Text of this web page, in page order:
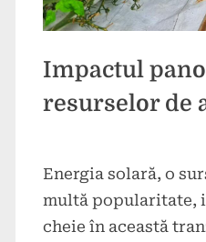
Impactul
resurselor de
noiembrie
2024
press
Energia solară, o
multă popularitate,
cheie în această